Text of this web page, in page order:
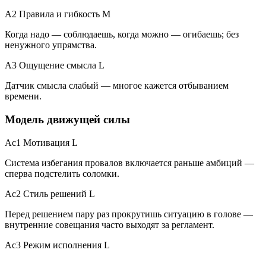
A2 Правила и гибкость M
Когда надо — соблюдаешь, когда можно — огибаешь; без
ненужного упрямства.
A3 Ощущение смысла L
Датчик смысла слабый — многое кажется отбыванием
времени.
Модель движущей силы
Ac1 Мотивация L
Система избегания провалов включается раньше амбиций —
сперва подстелить соломки.
Ac2 Стиль решений L
Перед решением пару раз прокрутишь ситуацию в голове —
внутренние совещания часто выходят за регламент.
Ac3 Режим исполнения L